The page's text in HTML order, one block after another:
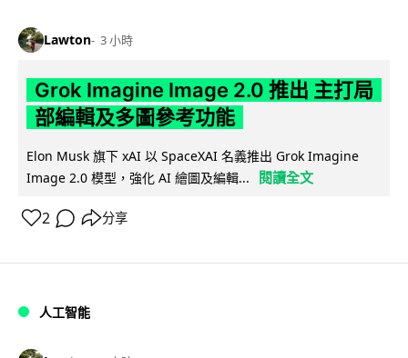
Lawton 3 小時
Grok Imagine Image 2.0 推出 主打局
部編輯及多圖參考功能
Elon Musk 旗下 xAI 以 SpaceXAI 名義推出 Grok Imagine
Image 2.0 模型，強化 AI 繪圖及編輯...
閱讀全文
2 分享
人工智能